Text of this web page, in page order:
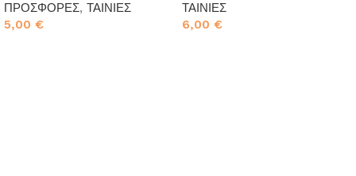
ΠΡΟΣΦΟΡΕΣ, ΤΑΙΝΙΕΣ
5,00 €
ΤΑΙΝΙΕΣ
6,00 €